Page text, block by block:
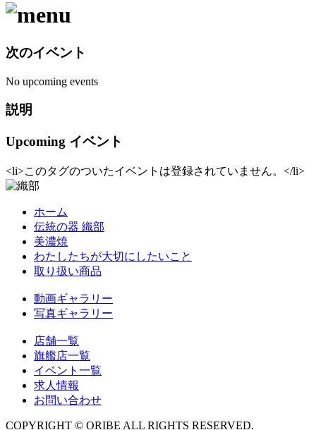
次のイベント
No upcoming events
説明
Upcoming イベント
<li>このタグのついたイベントは登録されていません。</li>
ホーム
伝統の器 織部
美濃焼
わたしたちが大切にしたいこと
取り扱い商品
動画ギャラリー
写真ギャラリー
店舗一覧
旗艦店一覧
イベント一覧
求人情報
お問い合わせ
COPYRIGHT © ORIBE ALL RIGHTS RESERVED.